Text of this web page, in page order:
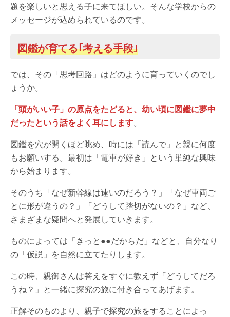
題を楽しいと思える子に来てほしい。そんな学校からの
メッセージが込められているのです。
図鑑が育てる｢考える手段｣
では、その「思考回路」はどのように育っていくのでし
ょうか。
「頭がいい子」の原点をたどると、幼い頃に図鑑に夢中
だったという話をよく耳にします。
図鑑を穴が開くほど眺め、時には「読んで」と親に何度
もお願いする。最初は「電車が好き」という単純な興味
から始まります。
そのうち「なぜ新幹線は速いのだろう？」「なぜ車両ご
とに形が違うの？」「どうして踏切がないの？」など、
さまざまな疑問へと発展していきます。
ものによっては「きっと●●だからだ」などと、自分なり
の「仮説」を自然に立てたりします。
この時、親御さんは答えをすぐに教えず「どうしてだろ
うね？」と一緒に探究の旅に付き合ってあげます。
正解そのものより、親子で探究の旅をすることによっ